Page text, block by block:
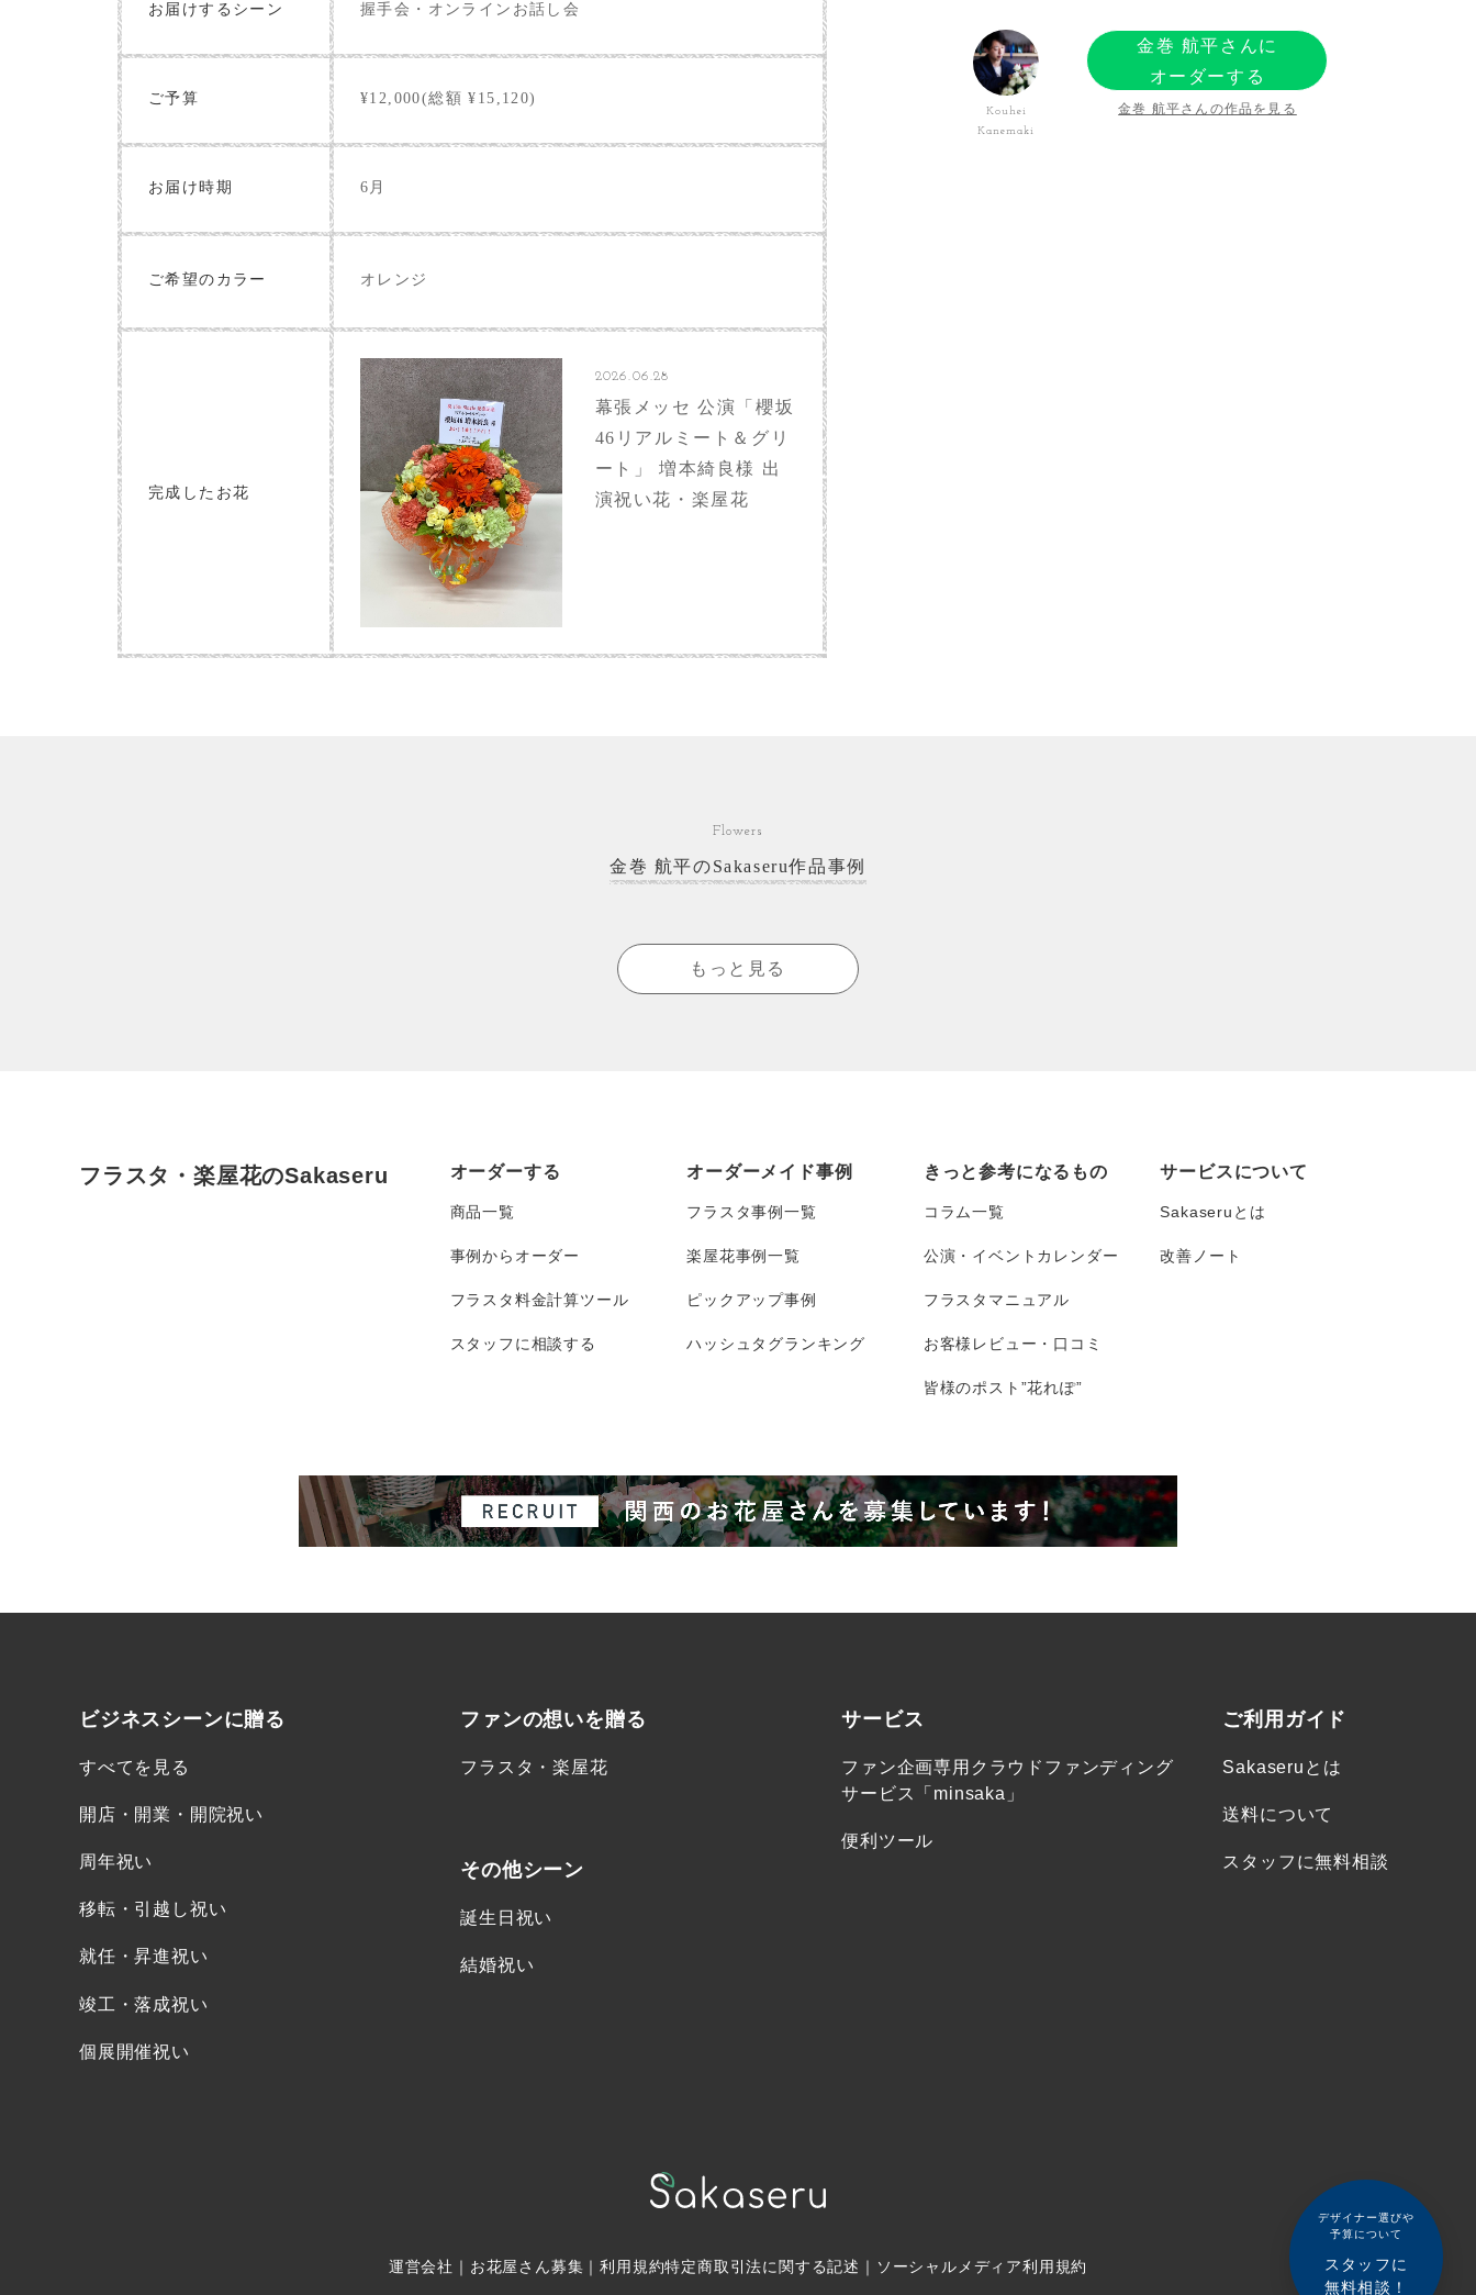
デザイナー選びや
予算について
スタッフに
無料相談！
お届けするシーン 握手会・オンラインお話し会
ご予算 ¥12,000(総額 ¥15,120)
お届け時期 6月
ご希望のカラー オレンジ
完成したお花
2026.06.28
幕張メッセ 公演「櫻坂
46リアルミート＆グリ
ート」 増本綺良様 出
演祝い花・楽屋花
Kouhei
Kanemaki
金巻 航平さんに
オーダーする
金巻 航平さんの作品を見る
Flowers
金巻 航平のSakaseru作品事例
もっと見る
フラスタ・楽屋花のSakaseru オーダーする
商品一覧
事例からオーダー
フラスタ料金計算ツール
スタッフに相談する
オーダーメイド事例
フラスタ事例一覧
楽屋花事例一覧
ピックアップ事例
ハッシュタグランキング
きっと参考になるもの
コラム一覧
公演・イベントカレンダー
フラスタマニュアル
お客様レビュー・口コミ
皆様のポスト”花れぽ”
サービスについて
Sakaseruとは
改善ノート
ビジネスシーンに贈る
すべてを見る
開店・開業・開院祝い
周年祝い
移転・引越し祝い
就任・昇進祝い
竣工・落成祝い
個展開催祝い
ファンの想いを贈る
フラスタ・楽屋花
その他シーン
誕生日祝い
結婚祝い
サービス
ファン企画専用クラウドファンディング
サービス「minsaka」
便利ツール
ご利用ガイド
Sakaseruとは
送料について
スタッフに無料相談
運営会社 ｜ お花屋さん募集 ｜利用規約特定商取引法に関する記述 ｜ ソーシャルメディア利用規約